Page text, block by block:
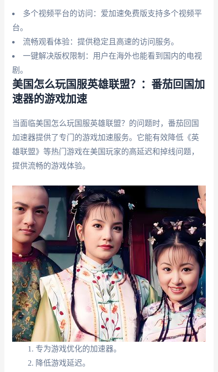
多个视频平台的访问：爱加速免费版支持多个视频平
台。
流畅观看体验：提供稳定且高速的访问服务。
一键解决版权限制：用户在海外也能看到国内的电视
剧。
美国怎么玩国服英雄联盟？：番茄回国加
速器的游戏加速
当面临美国怎么玩国服英雄联盟？的问题时，番茄回国
加速器提供了专门的游戏加速服务。它能有效降低《英
雄联盟》等热门游戏在美国玩家的高延迟和掉线问题，
提供流畅的游戏体验。
专为游戏优化的加速器。
降低游戏延迟。